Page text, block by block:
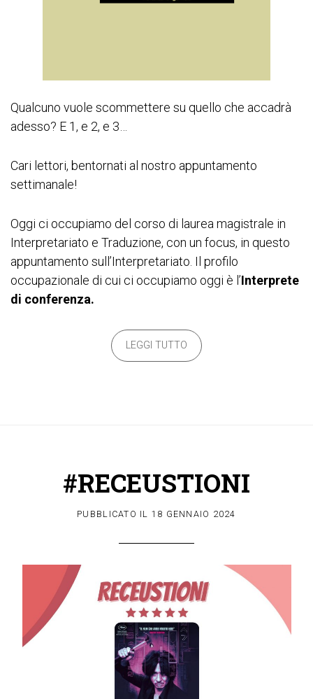
Qualcuno vuole scommettere su quello che accadrà
adesso? E 1, e 2, e 3…
Cari lettori, bentornati al nostro appuntamento
settimanale!
Oggi ci occupiamo del corso di laurea magistrale in
Interpretariato e Traduzione, con un focus, in questo
appuntamento sull’Interpretariato. Il profilo
occupazionale di cui ci occupiamo oggi è l’Interprete
di conferenza.
LEGGI TUTTO
#RECEUSTIONI
PUBBLICATO IL 18 GENNAIO 2024